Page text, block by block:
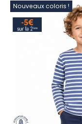
Nouveaux coloris !